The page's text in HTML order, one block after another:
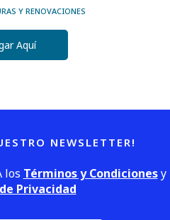
Y RENOVACIONES
Aquí
NEWSLETTER!
los Términos y Condicionesy
Privacidad